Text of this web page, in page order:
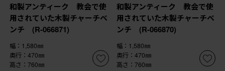
和製アンティーク 教会で使
用されていた木製チャーチベ
ンチ (R-066871)
幅：1,580㎜
奥行：470㎜
高さ：760㎜
和製アンティーク 教会で使
用されていた木製チャーチベ
ンチ (R-066870)
幅：1,580㎜
奥行：470㎜
高さ：760㎜